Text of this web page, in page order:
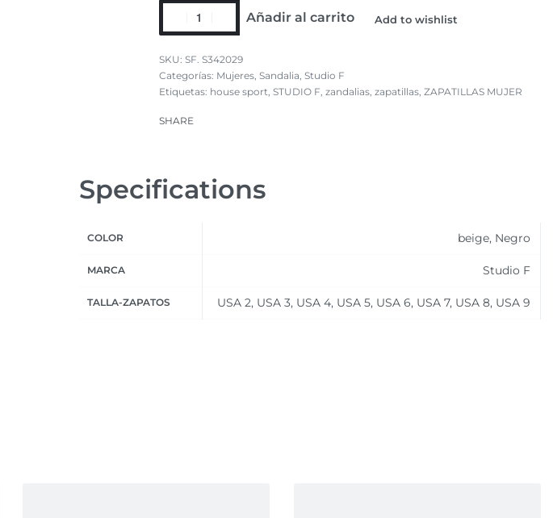
Añadir al carrito Add to wishlist
SF. S342029
Categorías: Mujeres, Sandalia, Studio F
Etiquetas: house sport, STUDIO F, zandalias, zapatillas, ZAPATILLAS MUJER
SHARE
Specifications
COLOR beige, Negro
MARCA Studio F
TALLA-ZAPATOS USA 2, USA 3, USA 4, USA 5, USA 6, USA 7, USA 8, USA 9